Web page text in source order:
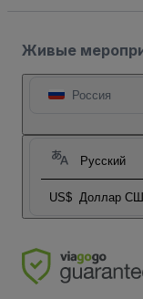
Живые
Россия
Русский
US$ Доллар